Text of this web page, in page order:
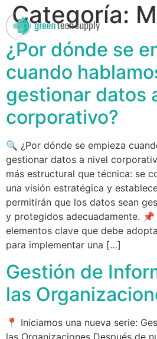
Categoría:
¿Por dónde se
cuando
gestionar datos
corporativo?
🔍 ¿Por dónde se empieza
gestionar datos a nivel
más estructural que técnica: se
una visión estratégica y
permitirán que los datos sean
y protegidos adecuadamente. 📌
elementos clave que debe
para implementar una […]
Gestión de
las
📍 Iniciamos una nueva serie:
las Organizaciones Después de